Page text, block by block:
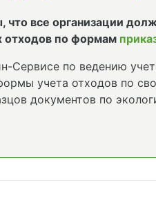
что все организации
отходов по формам
Сервисе по ведению
учета отходов по
документов по